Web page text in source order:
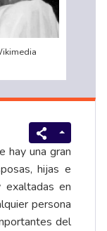
hay una gran
hijas e
exaltadas en
persona
del